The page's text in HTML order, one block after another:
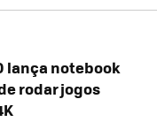
lança notebook
rodar jogos